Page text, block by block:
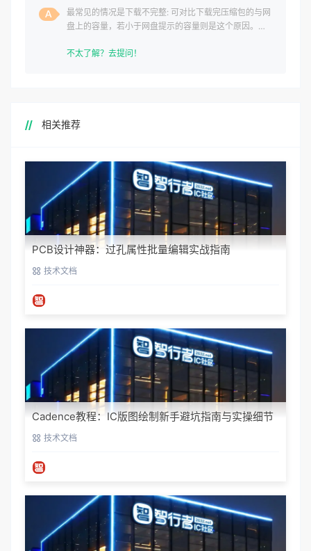
最常见的情况是下载不完整: 可对比下载完压缩包的与网
盘上的容量，若小于网盘提示的容量则是这个原因。这
不太了解？去提问！
相关推荐
PCB设计神器：过孔属性批量编辑实战指南
技术文档
Cadence教程：IC版图绘制新手避坑指南与实操细节
技术文档